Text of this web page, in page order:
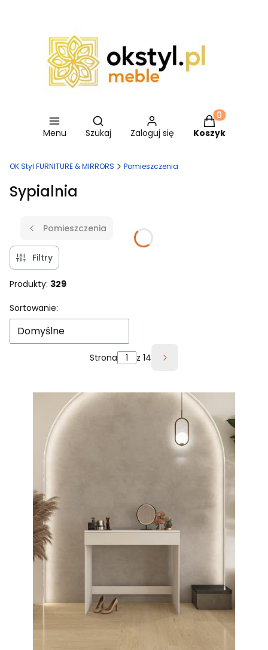
Menu
Otwórz wyszukiwarkę
Szukaj Zaloguj się
Produkty w
Koszyk
OK Styl FURNITURE & MIRRORS Pomieszczenia
Sypialnia
Pomieszczenia
Filtry
Produkty: 329
Lista produktów
Sortowanie:
Domyślne
Strona z 14 Następne produkty